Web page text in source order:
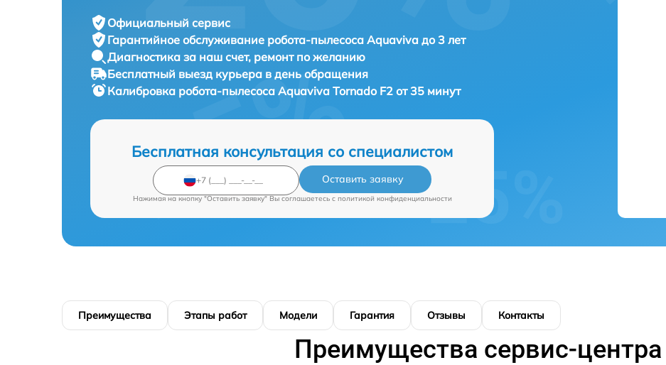
Официальный сервис
Гарантийное обслуживание робота-пылесоса Aquaviva до 3 лет
Диагностика за наш счет, ремонт по желанию
Бесплатный выезд курьера в день обращения
Калибровка робота-пылесоса Aquaviva Tornado F2 от 35 минут
Бесплатная консультация со специалистом
Оставить заявку
Нажимая на кнопку "Оставить заявку" Вы соглашаетесь c политикой конфиденциальности
Преимущества Этапы работ Модели Гарантия Отзывы Контакты
Преимущества сервис-центра